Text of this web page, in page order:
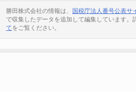
勝田株式会社の情報は、 国税庁法人番号公表サ
で収集したデータを追加して編集しています。
てをご覧ください。